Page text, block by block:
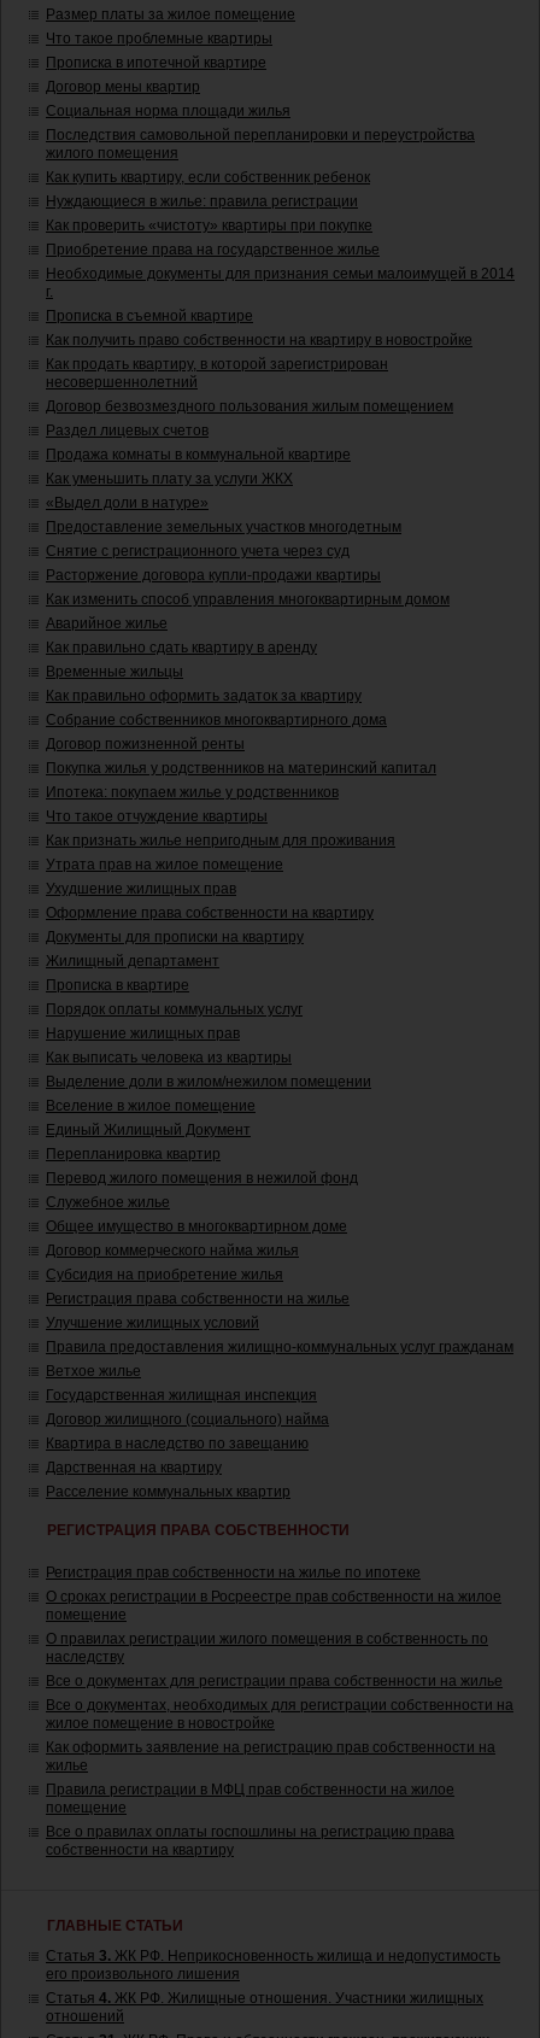
Размер платы за жилое помещение
Что такое проблемные квартиры
Прописка в ипотечной квартире
Договор мены квартир
Социальная норма площади жилья
Последствия самовольной перепланировки и переустройства
жилого помещения
Как купить квартиру, если собственник ребенок
Нуждающиеся в жилье: правила регистрации
Как проверить «чистоту» квартиры при покупке
Приобретение права на государственное жилье
Необходимые документы для признания семьи малоимущей в 2014
г.
Прописка в съемной квартире
Как получить право собственности на квартиру в новостройке
Как продать квартиру, в которой зарегистрирован
несовершеннолетний
Договор безвозмездного пользования жилым помещением
Раздел лицевых счетов
Продажа комнаты в коммунальной квартире
Как уменьшить плату за услуги ЖКХ
«Выдел доли в натуре»
Предоставление земельных участков многодетным
Снятие с регистрационного учета через суд
Расторжение договора купли-продажи квартиры
Как изменить способ управления многоквартирным домом
Аварийное жилье
Как правильно сдать квартиру в аренду
Временные жильцы
Как правильно оформить задаток за квартиру
Собрание собственников многоквартирного дома
Договор пожизненной ренты
Покупка жилья у родственников на материнский капитал
Ипотека: покупаем жилье у родственников
Что такое отчуждение квартиры
Как признать жилье непригодным для проживания
Утрата прав на жилое помещение
Ухудшение жилищных прав
Оформление права собственности на квартиру
Документы для прописки на квартиру
Жилищный департамент
Прописка в квартире
Порядок оплаты коммунальных услуг
Нарушение жилищных прав
Как выписать человека из квартиры
Выделение доли в жилом/нежилом помещении
Вселение в жилое помещение
Единый Жилищный Документ
Перепланировка квартир
Перевод жилого помещения в нежилой фонд
Служебное жилье
Общее имущество в многоквартирном доме
Договор коммерческого найма жилья
Субсидия на приобретение жилья
Регистрация права собственности на жилье
Улучшение жилищных условий
Правила предоставления жилищно-коммунальных услуг гражданам
Ветхое жилье
Государственная жилищная инспекция
Договор жилищного (социального) найма
Квартира в наследство по завещанию
Дарственная на квартиру
Расселение коммунальных квартир
РЕГИСТРАЦИЯ ПРАВА СОБСТВЕННОСТИ
Регистрация прав собственности на жилье по ипотеке
О сроках регистрации в Росреестре прав собственности на жилое
помещение
О правилах регистрации жилого помещения в собственность по
наследству
Все о документах для регистрации права собственности на жилье
Все о документах, необходимых для регистрации собственности на
жилое помещение в новостройке
Как оформить заявление на регистрацию прав собственности на
жилье
Правила регистрации в МФЦ прав собственности на жилое
помещение
Все о правилах оплаты госпошлины на регистрацию права
собственности на квартиру
ГЛАВНЫЕ СТАТЬИ
Статья 3. ЖК РФ. Неприкосновенность жилища и недопустимость
его произвольного лишения
Статья 4. ЖК РФ. Жилищные отношения. Участники жилищных
отношений